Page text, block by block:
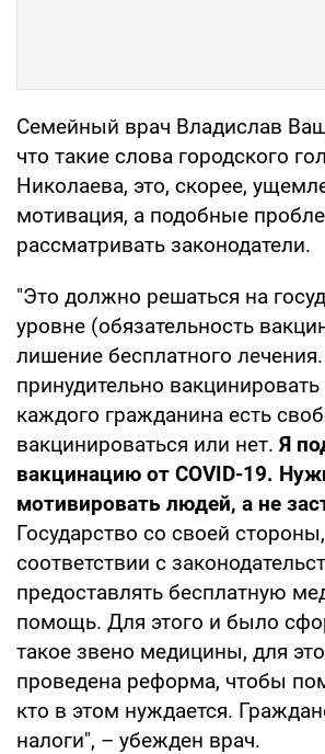
Семейный врач Владислав
что такие слова городского
Николаева, это, скорее,
мотивация, а подобные
рассматривать законодатели.
"Это должно решаться на
уровне (обязательность
лишение бесплатного
принудительно
каждого гражданина есть
вакцинироваться или нет. Я
вакцинацию от COVID-19.
мотивировать людей, а не
Государство со своей
соответствии с
предоставлять бесплатную
помощь. Для этого и было
такое звено медицины, для
проведена реформа, чтобы
кто в этом нуждается.
налоги", – убежден врач.